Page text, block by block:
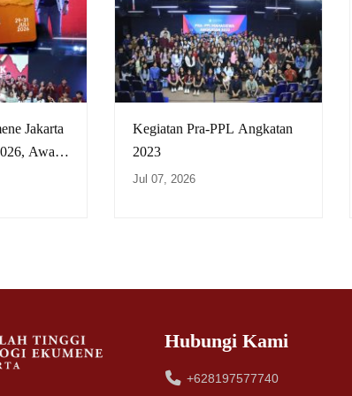
Jakarta
Awal
Kegiatan Pra-PPL Angkatan
2023
Jul 07, 2026
Hubungi Kami
+628197577740